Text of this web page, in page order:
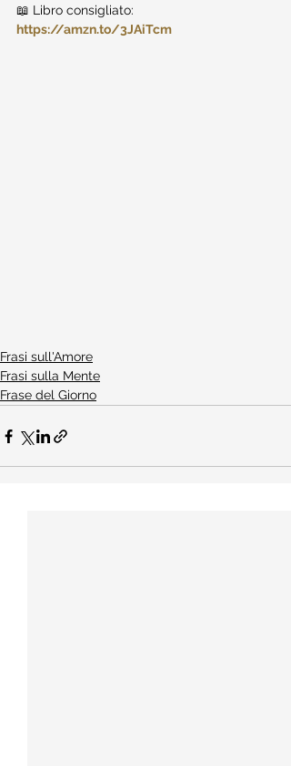
📖 Libro consigliato:
https://amzn.to/3JAiTcm
Frasi sull'Amore
Frasi sulla Mente
Frase del Giorno